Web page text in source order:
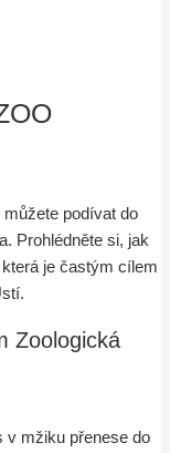
můžete podívat do
Prohlédněte si, jak
je častým cílem
Zoologická
v mžiku přenese do